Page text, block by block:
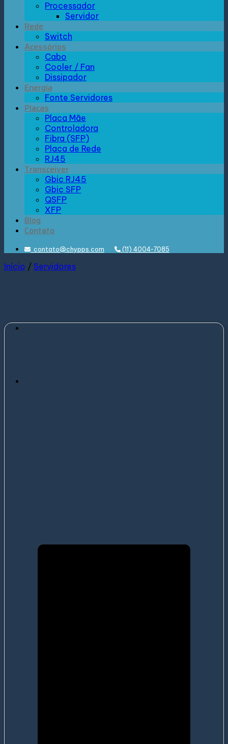
Processador
Servidor
Rede
Switch
Acessórios
Cabo
Cooler / Fan
Dissipador
Energia
Fonte Servidores
Placas
Placa Mãe
Controladora
Fibra (SFP)
Placa de Rede
RJ45
Transceiver
Gbic RJ45
Gbic SFP
QSFP
XFP
Blog
Contato
contato@chypps.com (11) 4004-7085
Início / Servidores